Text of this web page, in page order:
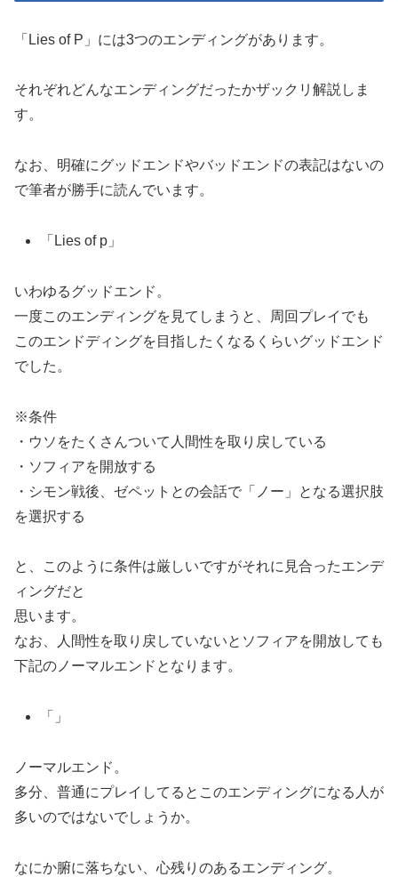
「Lies of P」には3つのエンディングがあります。
それぞれどんなエンディングだったかザックリ解説しま
す。
なお、明確にグッドエンドやバッドエンドの表記はないの
で筆者が勝手に読んでいます。
「Lies of p」
いわゆるグッドエンド。
一度このエンディングを見てしまうと、周回プレイでも
このエンドディングを目指したくなるくらいグッドエンド
でした。
※条件
・ウソをたくさんついて人間性を取り戻している
・ソフィアを開放する
・シモン戦後、ゼペットとの会話で「ノー」となる選択肢
を選択する
と、このように条件は厳しいですがそれに見合ったエンデ
ィングだと
思います。
なお、人間性を取り戻していないとソフィアを開放しても
下記のノーマルエンドとなります。
「」
ノーマルエンド。
多分、普通にプレイしてるとこのエンディングになる人が
多いのではないでしょうか。
なにか腑に落ちない、心残りのあるエンディング。